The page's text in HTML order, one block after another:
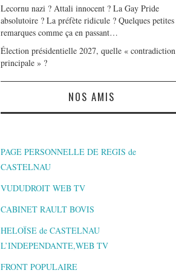
Lecornu nazi ? Attali innocent ? La Gay Pride
absolutoire ? La préfète ridicule ? Quelques petites
remarques comme ça en passant…
Élection présidentielle 2027, quelle « contradiction
principale » ?
NOS AMIS
PAGE PERSONNELLE DE REGIS de
CASTELNAU
VUDUDROIT WEB TV
CABINET RAULT BOVIS
HELOÏSE de CASTELNAU
L’INDEPENDANTE,WEB TV
FRONT POPULAIRE